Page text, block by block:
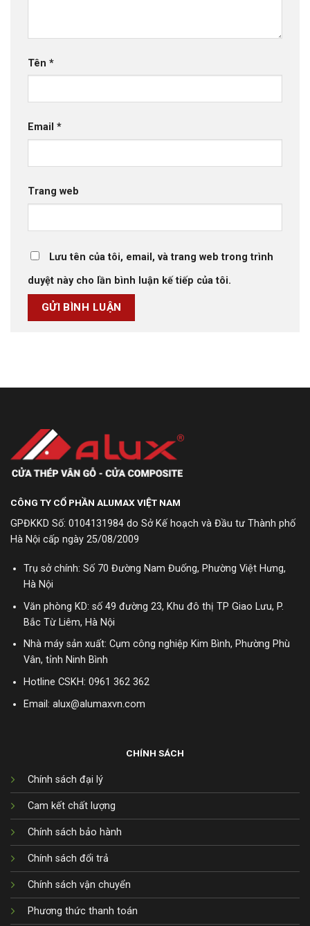
Tên *
Email *
Trang web
Lưu tên của tôi, email, và trang web trong trình
duyệt này cho lần bình luận kế tiếp của tôi.
CÔNG TY CỔ PHẦN ALUMAX VIỆT NAM
GPĐKKD Số: 0104131984 do Sở Kế hoạch và Đầu tư Thành phố
Hà Nội cấp ngày 25/08/2009
Trụ sở chính: Số 70 Đường Nam Đuống, Phường Việt Hưng,
Hà Nội
Văn phòng KD: số 49 đường 23, Khu đô thị TP Giao Lưu, P.
Bắc Từ Liêm, Hà Nội
Nhà máy sản xuất: Cụm công nghiệp Kim Bình, Phường Phù
Vân, tỉnh Ninh Bình
Hotline CSKH: 0961 362 362
Email: alux@alumaxvn.com
CHÍNH SÁCH
Chính sách đại lý
Cam kết chất lượng
Chính sách bảo hành
Chính sách đổi trả
Chính sách vận chuyển
Phương thức thanh toán